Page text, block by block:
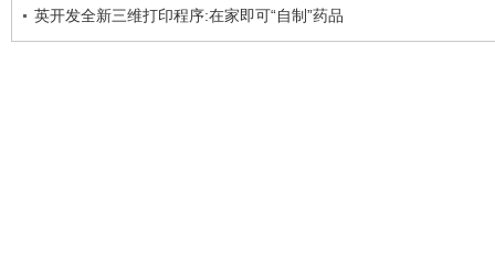
英开发全新三维打印程序:在家即可“自制”药品